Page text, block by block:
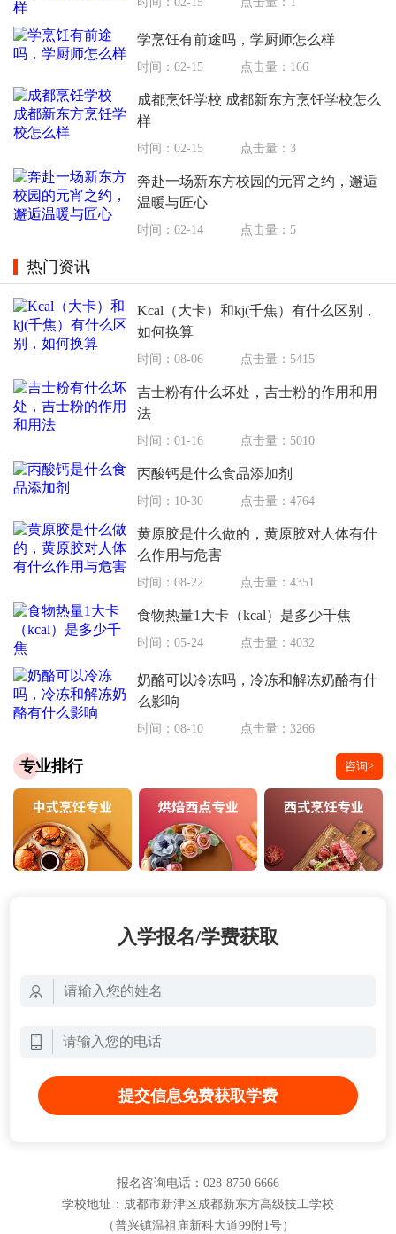
学烹饪有前途吗，学厨师怎么样
时间：02-15 点击量：166
成都烹饪学校 成都新东方烹饪学校怎么
样
时间：02-15 点击量：3
奔赴一场新东方校园的元宵之约，邂逅
温暖与匠心
时间：02-14 点击量：5
热门资讯
Kcal（大卡）和kj(千焦）有什么区别，
如何换算
时间：08-06 点击量：5415
吉士粉有什么坏处，吉士粉的作用和用
法
时间：01-16 点击量：5010
丙酸钙是什么食品添加剂
时间：10-30 点击量：4764
黄原胶是什么做的，黄原胶对人体有什
么作用与危害
时间：08-22 点击量：4351
食物热量1大卡（kcal）是多少千焦
时间：05-24 点击量：4032
奶酪可以冷冻吗，冷冻和解冻奶酪有什
么影响
时间：08-10 点击量：3266
专业排行 咨询>
入学报名/学费获取
提交信息免费获取学费
报名咨询电话：028-8750 6666
学校地址：成都市新津区成都新东方高级技工学校
（普兴镇温祖庙新科大道99附1号）